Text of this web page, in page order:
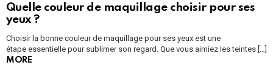
Quelle couleur de maquillage choisir pour ses
yeux ?
Choisir la bonne couleur de maquillage pour ses yeux est une
étape essentielle pour sublimer son regard. Que vous aimiez les teintes […]
MORE